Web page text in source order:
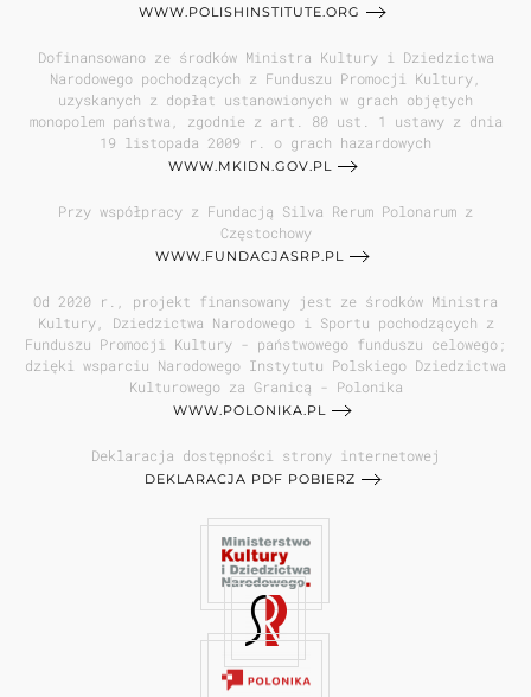
WWW.POLISHINSTITUTE.ORG
Dofinansowano ze środków Ministra Kultury i Dziedzictwa
Narodowego pochodzących z Funduszu Promocji Kultury,
uzyskanych z dopłat ustanowionych w grach objętych
monopolem państwa, zgodnie z art. 80 ust. 1 ustawy z dnia
19 listopada 2009 r. o grach hazardowych
WWW.MKIDN.GOV.PL
Przy współpracy z Fundacją Silva Rerum Polonarum z
Częstochowy
WWW.FUNDACJASRP.PL
Od 2020 r., projekt finansowany jest ze środków Ministra
Kultury, Dziedzictwa Narodowego i Sportu pochodzących z
Funduszu Promocji Kultury - państwowego funduszu celowego;
dzięki wsparciu Narodowego Instytutu Polskiego Dziedzictwa
Kulturowego za Granicą - Polonika
WWW.POLONIKA.PL
Deklaracja dostępności strony internetowej
DEKLARACJA PDF POBIERZ